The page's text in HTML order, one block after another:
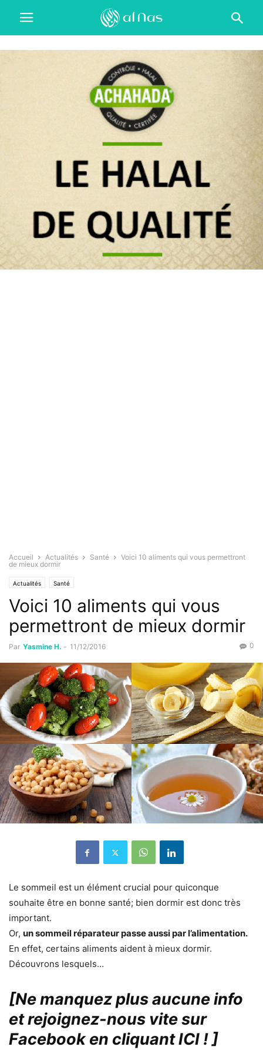
Accueil Actualités Santé
Voici 10 aliments qui vous permettront
de mieux dormir
Actualités Santé
Voici 10 aliments qui vous
permettront de mieux dormir
Par Yasmine H. - 11/12/2016 0
Le sommeil est un élément crucial pour quiconque
souhaite être en bonne santé; bien dormir est donc très
important.
Or, un sommeil réparateur passe aussi par l’alimentation.
En effet, certains aliments aident à mieux dormir.
Découvrons lesquels…
[Ne manquez plus aucune info
et rejoignez-nous vite sur
Facebook en cliquant ICI !]